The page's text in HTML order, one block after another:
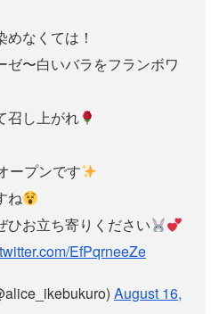
なくては！
ゼ〜白いバラをフランボワ
召し上がれ
ープンです
ね
ひお立ち寄りください
EfPqrneeZe
August 16,